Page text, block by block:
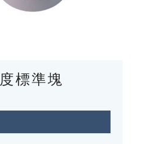
標準塊